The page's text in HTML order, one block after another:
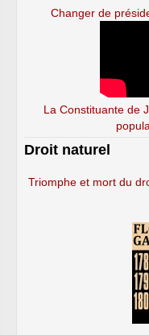
Changer de
La Constituante de
Droit naturel
Triomphe et mort du